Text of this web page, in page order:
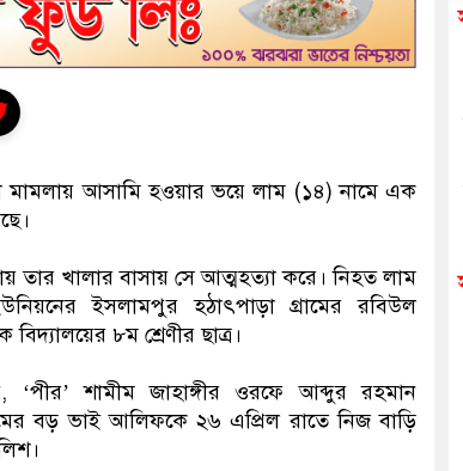
মামলায় আসামি হওয়ার ভয়ে লাম (১৪) নামে এক
তার খালার বাসায় সে আত্মহত্যা করে। নিহত লাম
ইসলামপুর হঠাৎপাড়া গ্রামের রবিউল
৮ম শ্রেণীর ছাত্র।
‘পীর’ শামীম জাহাঙ্গীর ওরফে আব্দুর রহমান
বড় ভাই আলিফকে ২৬ এপ্রিল রাতে নিজ বাড়ি